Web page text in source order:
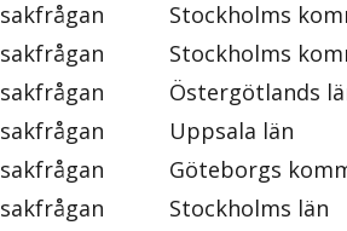
sakfrågan
Stockholms
sakfrågan
Stockholms
sakfrågan
Östergötlands
sakfrågan
Uppsala län
sakfrågan
Göteborgs
sakfrågan
Stockholms län